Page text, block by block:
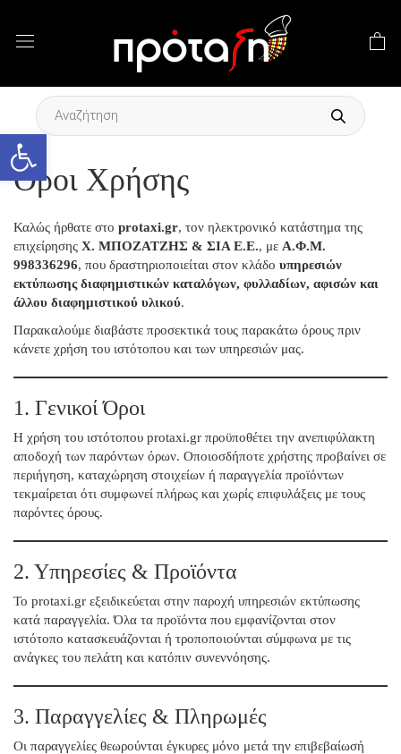
Ανοίξτε τη γραμμή εργαλείων
Products
search
Όροι Χρήσης
Καλώς ήρθατε στο protaxi.gr, τον ηλεκτρονικό κατάστημα της
επιχείρησης Χ. ΜΠΟΖΑΤΖΗΣ & ΣΙΑ Ε.Ε., με Α.Φ.Μ.
998336296, που δραστηριοποιείται στον κλάδο υπηρεσιών
εκτύπωσης διαφημιστικών καταλόγων, φυλλαδίων, αφισών και
άλλου διαφημιστικού υλικού.
Παρακαλούμε διαβάστε προσεκτικά τους παρακάτω όρους πριν
κάνετε χρήση του ιστότοπου και των υπηρεσιών μας.
1. Γενικοί Όροι
Η χρήση του ιστότοπου protaxi.gr προϋποθέτει την ανεπιφύλακτη
αποδοχή των παρόντων όρων. Οποιοσδήποτε χρήστης προβαίνει σε
περιήγηση, καταχώρηση στοιχείων ή παραγγελία προϊόντων
τεκμαίρεται ότι συμφωνεί πλήρως και χωρίς επιφυλάξεις με τους
παρόντες όρους.
2. Υπηρεσίες & Προϊόντα
Το protaxi.gr εξειδικεύεται στην παροχή υπηρεσιών εκτύπωσης
κατά παραγγελία. Όλα τα προϊόντα που εμφανίζονται στον
ιστότοπο κατασκευάζονται ή τροποποιούνται σύμφωνα με τις
ανάγκες του πελάτη και κατόπιν συνεννόησης.
3. Παραγγελίες & Πληρωμές
Οι παραγγελίες θεωρούνται έγκυρες μόνο μετά την επιβεβαίωσή